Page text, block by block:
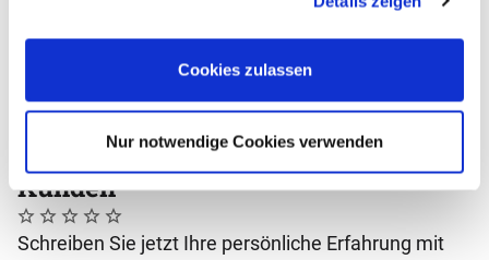
Cookies zulassen
Nur notwendige Cookies verwenden
In den Warenkorb
Zum Merkzettel
Bewertungen - das sagen unsere
Kunden
Noch keine Bewertungen abgegeben
0 Bewertungen
Schreiben Sie jetzt Ihre persönliche Erfahrung mit